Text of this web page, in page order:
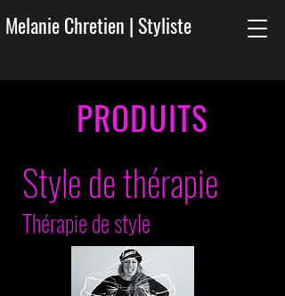
Melanie Chretien | Styliste
PRODUITS
Style de thérapie
Thérapie de style